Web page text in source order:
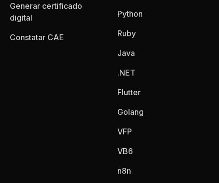
Generar certificado
digital
Constatar CAE
Python
Ruby
Java
.NET
Flutter
Golang
VFP
VB6
n8n